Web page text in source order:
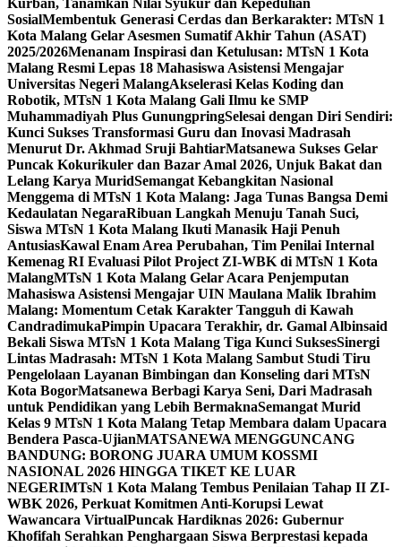
Kurban, Tanamkan Nilai Syukur dan Kepedulian
SosialMembentuk Generasi Cerdas dan Berkarakter: MTsN 1
Kota Malang Gelar Asesmen Sumatif Akhir Tahun (ASAT)
2025/2026Menanam Inspirasi dan Ketulusan: MTsN 1 Kota
Malang Resmi Lepas 18 Mahasiswa Asistensi Mengajar
Universitas Negeri MalangAkselerasi Kelas Koding dan
Robotik, MTsN 1 Kota Malang Gali Ilmu ke SMP
Muhammadiyah Plus GunungpringSelesai dengan Diri Sendiri:
Kunci Sukses Transformasi Guru dan Inovasi Madrasah
Menurut Dr. Akhmad Sruji BahtiarMatsanewa Sukses Gelar
Puncak Kokurikuler dan Bazar Amal 2026, Unjuk Bakat dan
Lelang Karya MuridSemangat Kebangkitan Nasional
Menggema di MTsN 1 Kota Malang: Jaga Tunas Bangsa Demi
Kedaulatan NegaraRibuan Langkah Menuju Tanah Suci,
Siswa MTsN 1 Kota Malang Ikuti Manasik Haji Penuh
AntusiasKawal Enam Area Perubahan, Tim Penilai Internal
Kemenag RI Evaluasi Pilot Project ZI-WBK di MTsN 1 Kota
MalangMTsN 1 Kota Malang Gelar Acara Penjemputan
Mahasiswa Asistensi Mengajar UIN Maulana Malik Ibrahim
Malang: Momentum Cetak Karakter Tangguh di Kawah
CandradimukaPimpin Upacara Terakhir, dr. Gamal Albinsaid
Bekali Siswa MTsN 1 Kota Malang Tiga Kunci SuksesSinergi
Lintas Madrasah: MTsN 1 Kota Malang Sambut Studi Tiru
Pengelolaan Layanan Bimbingan dan Konseling dari MTsN
Kota BogorMatsanewa Berbagi Karya Seni, Dari Madrasah
untuk Pendidikan yang Lebih BermaknaSemangat Murid
Kelas 9 MTsN 1 Kota Malang Tetap Membara dalam Upacara
Bendera Pasca-UjianMATSANEWA MENGGUNCANG
BANDUNG: BORONG JUARA UMUM KOSSMI
NASIONAL 2026 HINGGA TIKET KE LUAR
NEGERIMTsN 1 Kota Malang Tembus Penilaian Tahap II ZI-
WBK 2026, Perkuat Komitmen Anti-Korupsi Lewat
Wawancara VirtualPuncak Hardiknas 2026: Gubernur
Khofifah Serahkan Penghargaan Siswa Berprestasi kepada